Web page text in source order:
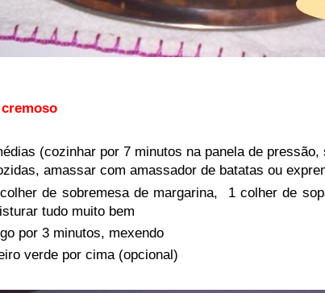
(cozinhar por 7 minutos na panela de
amassar com amassador de batatas ou
de sobremesa de margarina, 1 colher de
tudo muito bem
por 3 minutos, mexendo
verde por cima (opcional)